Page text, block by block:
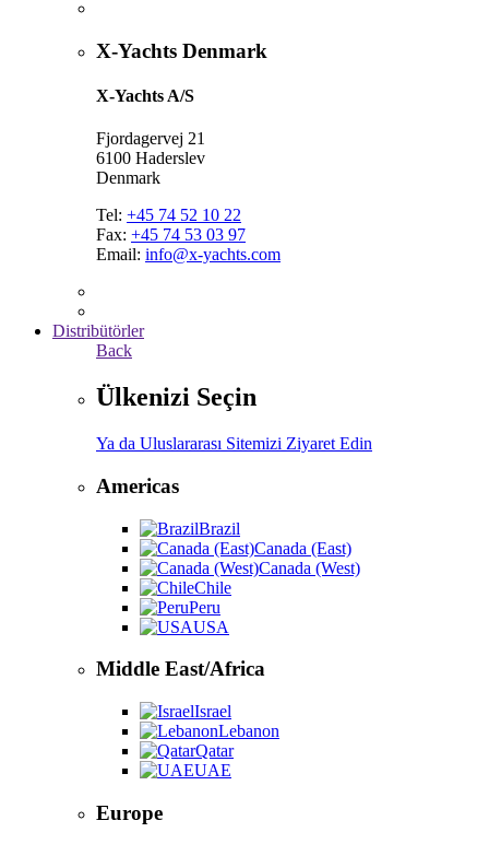
X-Yachts Denmark
X-Yachts A/S
Fjordagervej 21
6100 Haderslev
Denmark
Tel: +45 74 52 10 22
Fax: +45 74 53 03 97
Email: info@x-yachts.com
Distribütörler
Back
Ülkenizi Seçin
Ya da Uluslararası Sitemizi Ziyaret Edin
Americas
Brazil
Canada (East)
Canada (West)
Chile
Peru
USA
Middle East/Africa
Israel
Lebanon
Qatar
UAE
Europe